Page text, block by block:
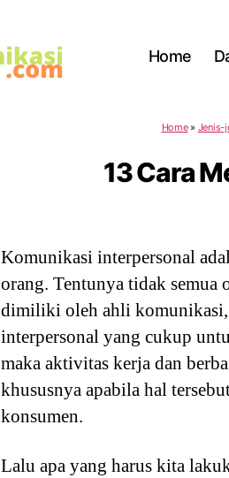
Home
Home» Jenis-
13 Cara
Komunikasi interpersonal
orang. Tentunya tidak
dimiliki oleh ahli komunikasi,
interpersonal yang cukup
maka aktivitas kerja dan
khususnya apabila hal
konsumen.
Lalu apa yang harus kita